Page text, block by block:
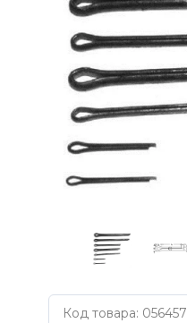
Код товара: 056457